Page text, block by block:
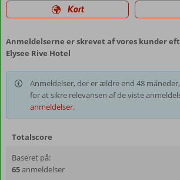
Kort
Anmeldelserne er skrevet af vores kunder
Elysee Rive Hotel
Anmeldelser, der er ældre end 48
for at sikre relevansen af de viste
anmeldelser.
Totalscore
Baseret på:
65anmeldelser